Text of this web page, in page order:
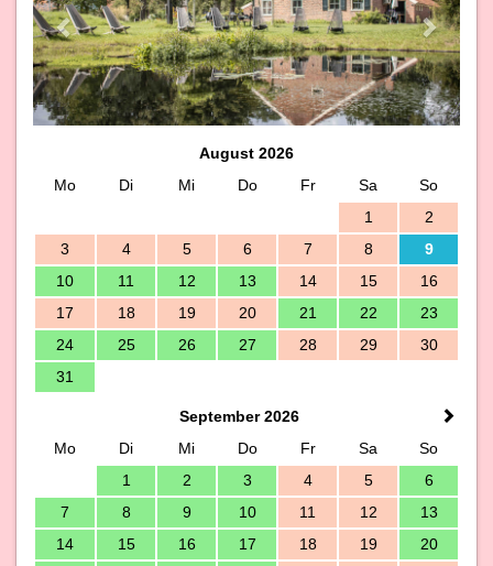
August 2026
Mo
Di Mi Do Fr Sa
So
1
2
3
4 5 6 7 8
9
10
11 12 13 14 15
16
17
18 19 20 21 22
23
24
25 26 27 28 29
30
31
September 2026
Mo
Di Mi Do Fr Sa
So
1
2 3 4 5
6
7
8 9 10 11 12
13
14
15 16 17 18 19
20